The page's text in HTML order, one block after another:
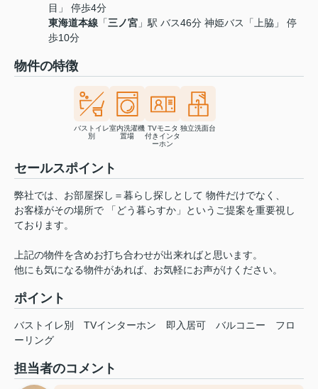
目」 停歩4分
東海道本線 「三ノ宮 」駅 バス46分 神姫バス「上脇」 停
歩10分
物件の特徴
バストイレ
別
室内洗濯機
置場
TVモニタ
付きインタ
ーホン
独立洗面台
セールスポイント
弊社では、お部屋探し＝暮らし探しとして 物件だけでなく、
お客様がその場所で 「どう暮らすか」というご提案を重要視し
ております。
上記の物件を含めお打ち合わせが出来ればと思います。
他にも気になる物件があれば、お気軽にお声がけください。
ポイント
バストイレ別 TVインターホン 即入居可 バルコニー
フロ
ーリング
担当者のコメント